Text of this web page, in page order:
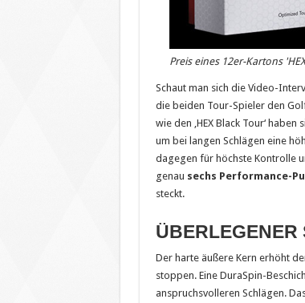
Preis eines 12er-Kartons
Schaut man sich die Video-
die beiden Tour-Spieler den
wie den ‚HEX Black Tour‘
um bei langen Schlägen eine
dagegen für höchste Kontrolle
genau sechs Performance-
steckt.
ÜBERLEGENER
Der harte äußere Kern erhöht
stoppen. Eine DuraSpin-
anspruchsvolleren Schlägen.